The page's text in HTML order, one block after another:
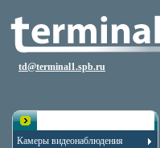
td@terminal1.spb.ru
Камеры видеонаблюдения